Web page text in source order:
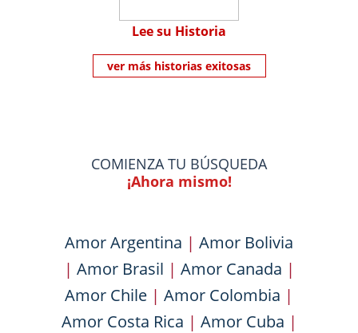
Lee su Historia
ver más historias exitosas
COMIENZA TU BÚSQUEDA
¡Ahora mismo!
Amor Argentina | Amor Bolivia
| Amor Brasil | Amor Canada |
Amor Chile | Amor Colombia |
Amor Costa Rica | Amor Cuba |